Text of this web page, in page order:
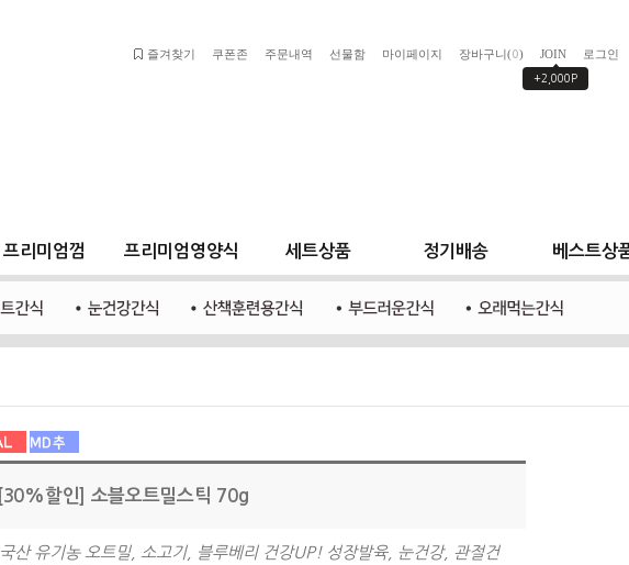
로그인
JOIN
+2,000P
장바구니(0)
마이페이지
선물함
주문내역
쿠폰존
즐겨찾기
프리미엄껌 프리미엄영양식 세트상품 정기배송 베스트상
[30%할인] 소블오트밀스틱 70g
국산 유기농 오트밀, 소고기, 블루베리 건강UP! 성장발육, 눈건강, 관절건